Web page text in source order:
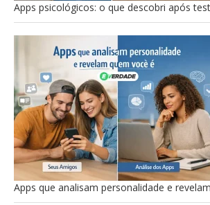
Apps psicológicos: o que descobri após
Apps que analisam personalidade e